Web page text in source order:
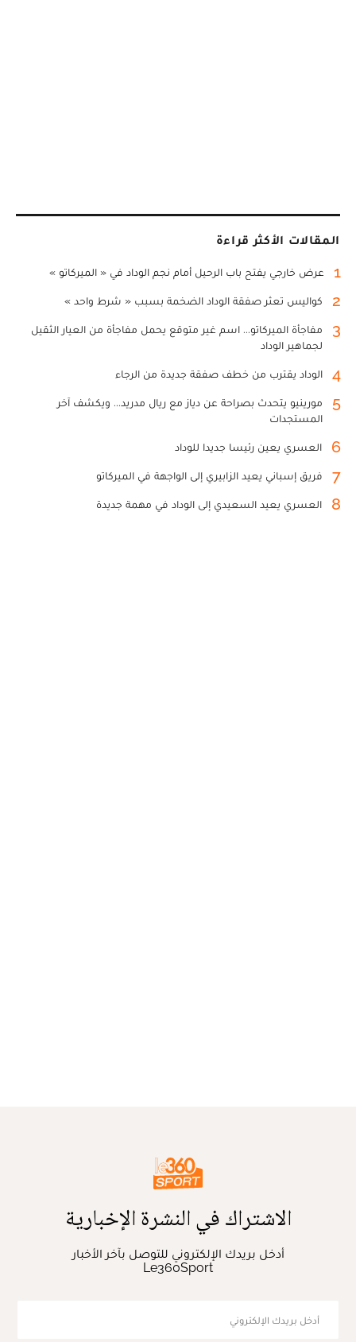
المقالات الأكثر قراءة
1 عرض خارجي يفتح باب الرحيل أمام نجم الوداد في « الميركاتو »
2 كواليس تعثر صفقة الوداد الضخمة بسبب « شرط واحد »
3
مفاجأة الميركاتو... اسم غير متوقع يحمل مفاجأة من العيار الثقيل
لجماهير الوداد
4 الوداد يقترب من خطف صفقة جديدة من الرجاء
5
مورينيو يتحدث بصراحة عن دياز مع ريال مدريد... ويكشف آخر
المستجدات
6 العسري يعين رئيسا جديدا للوداد
7 فريق إسباني يعيد الزابيري إلى الواجهة في الميركاتو
8 العسري يعيد السعيدي إلى الوداد في مهمة جديدة
الاشتراك في النشرة الإخبارية
أدخل بريدك الإلكتروني للتوصل بآخر الأخبار
Le360Sport